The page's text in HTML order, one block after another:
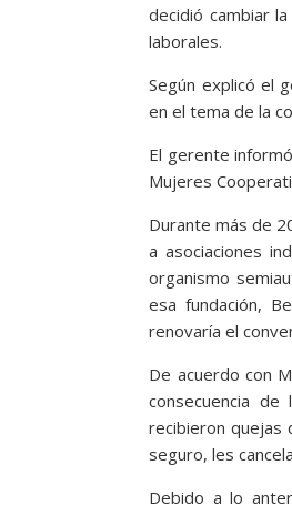
decidió cambiar
laborales.
Según explicó el
en el tema de la
El gerente
Mujeres
Durante más de
a asociaciones
organismo
esa fundación,
renovaría el
De acuerdo con
consecuencia
recibieron quejas
seguro, les
Debido a lo